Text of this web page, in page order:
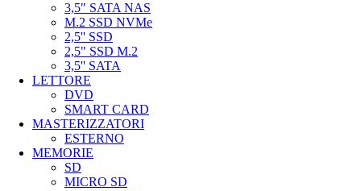
3,5" SATA NAS
M.2 SSD NVMe
2,5'' SSD
2,5" SSD M.2
3,5'' SATA
LETTORE
DVD
SMART CARD
MASTERIZZATORI
ESTERNO
MEMORIE
SD
MICRO SD